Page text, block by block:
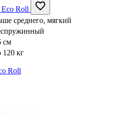
среднего, мягкий
см
120 кг
Roll